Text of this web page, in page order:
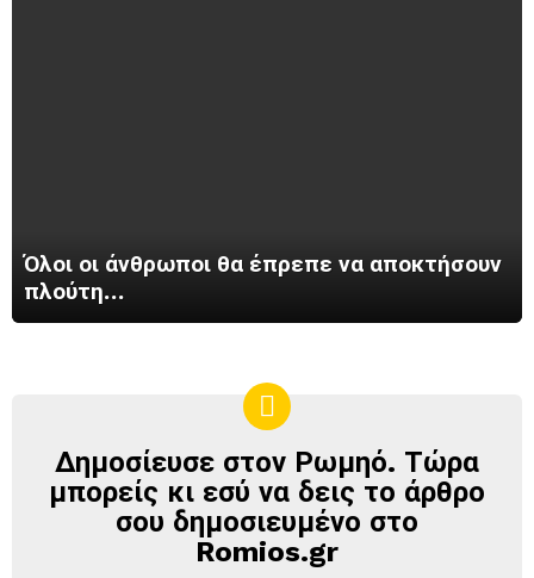
Όλοι οι άνθρωποι θα έπρεπε να αποκτήσουν
πλούτη…
ΔΗΜΟΣΊΕΥΣΕ
ΣΤΟΝ
ΡΩΜΗΌ
Δημοσίευσε στον Ρωμηό. Τώρα
μπορείς κι εσύ να δεις το άρθρο
σου δημοσιευμένο στο
Romios.gr